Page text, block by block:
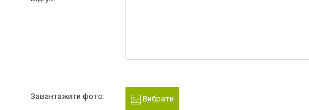
Завантажити фото: Вибрати